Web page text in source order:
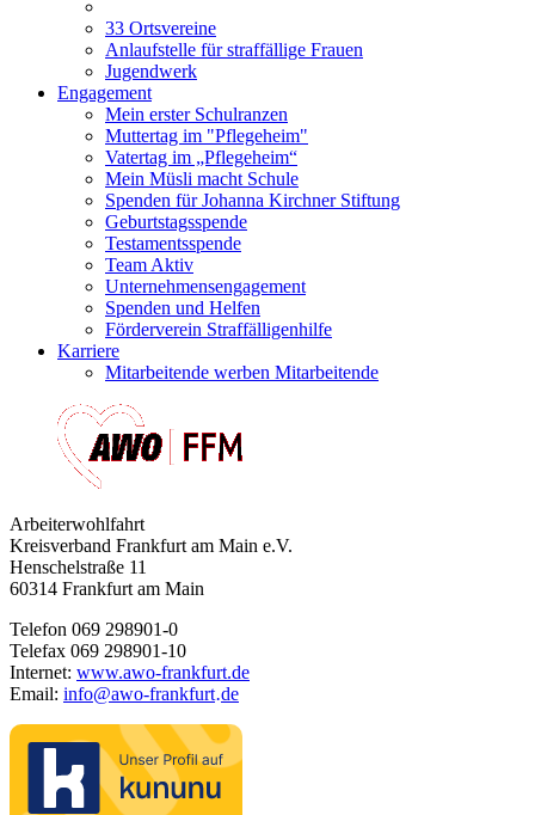
33 Ortsvereine
Anlaufstelle für straffällige Frauen
Jugendwerk
Engagement
Mein erster Schulranzen
Muttertag im "Pflegeheim"
Vatertag im „Pflegeheim“
Mein Müsli macht Schule
Spenden für Johanna Kirchner Stiftung
Geburtstagsspende
Testamentsspende
Team Aktiv
Unternehmensengagement
Spenden und Helfen
Förderverein Straffälligenhilfe
Karriere
Mitarbeitende werben Mitarbeitende
Arbeiterwohlfahrt
Kreisverband Frankfurt am Main e.V.
Henschelstraße 11
60314 Frankfurt am Main
Telefon 069 298901-0
Telefax 069 298901-10
Internet: www.awo-frankfurt.de
Email: info@awo-frankfurt·de